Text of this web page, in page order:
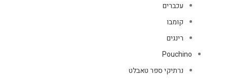
עכברים
קומבו
רינגים
Pouchino
נרתיקי ספר טאבלט